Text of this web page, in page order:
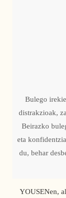
Bulego
distrakzioak,
Beirazko
eta
du, behar
YOUSENen,